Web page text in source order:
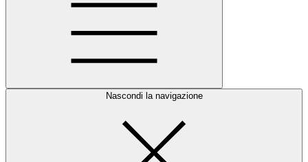
Nascondi la navigazione